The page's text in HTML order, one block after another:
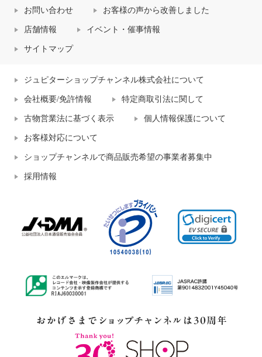
お問い合わせ お客様の声から改善しました
店舗情報 イベント・催事情報
サイトマップ
ジュピターショップチャンネル株式会社について
会社概要/免許情報 特定商取引法に関して
古物営業法に基づく表示 個人情報保護について
お客様対応について
ショップチャンネルで商品販売希望の事業者募集中
採用情報